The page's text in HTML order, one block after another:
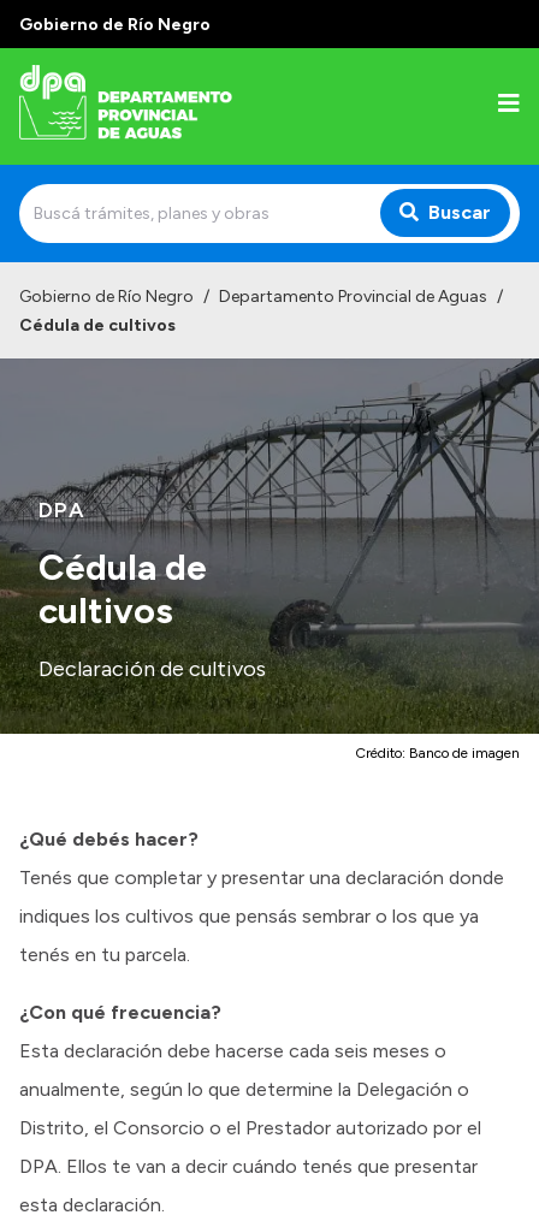
Gobierno de Río Negro
Buscar
Autoridades
Normativa
Delegaciones
Generación y Riego SAU
Transparencia
Login
Gobierno de Río Negro / Departamento Provincial de Aguas /
Cédula de cultivos
DPA
Cédula de
cultivos
Declaración de cultivos
Crédito: Banco de imagen
¿Qué debés hacer?
Tenés que completar y presentar una declaración donde
indiques los cultivos que pensás sembrar o los que ya
tenés en tu parcela.
¿Con qué frecuencia?
Esta declaración debe hacerse cada seis meses o
anualmente, según lo que determine la Delegación o
Distrito, el Consorcio o el Prestador autorizado por el
DPA. Ellos te van a decir cuándo tenés que presentar
esta declaración.